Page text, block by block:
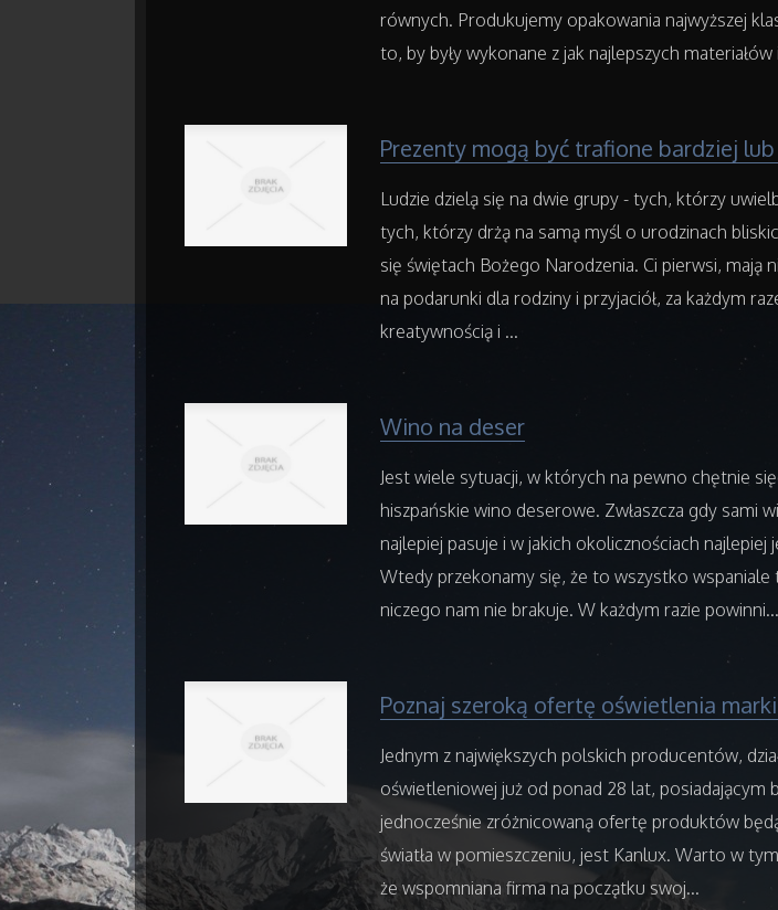
równych. Produkujemy opakowania najwyższej
to, by były wykonane z jak najlepszych materiałów
Prezenty mogą być trafione bardziej
Ludzie dzielą się na dwie grupy - tych, którzy
tych, którzy drżą na samą myśl o urodzinach
się świętach Bożego Narodzenia. Ci pierwsi, mają
na podarunki dla rodziny i przyjaciół, za każdym
kreatywnością i ...
Wino na deser
Jest wiele sytuacji, w których na pewno chętnie
hiszpańskie wino deserowe. Zwłaszcza gdy sami
najlepiej pasuje i w jakich okolicznościach najlepiej
Wtedy przekonamy się, że to wszystko wspaniale
niczego nam nie brakuje. W każdym razie powinni...
Poznaj szeroką ofertę oświetlenia
Jednym z największych polskich producentów,
oświetleniowej już od ponad 28 lat, posiadającym
jednocześnie zróżnicowaną ofertę produktów
światła w pomieszczeniu, jest Kanlux. Warto w
że wspomniana firma na początku swoj...